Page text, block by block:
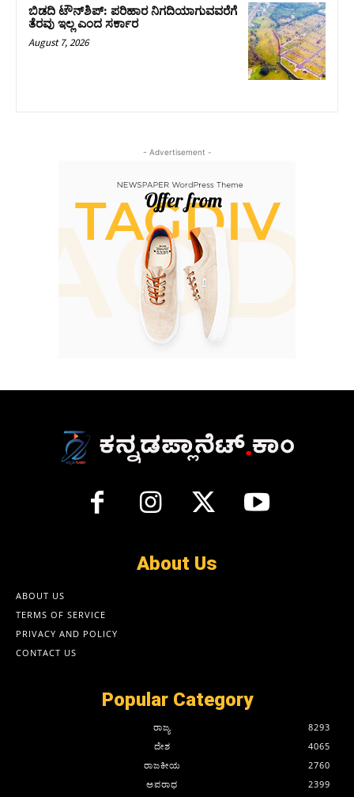
ಬಿಡದಿ ಟೌನ್‌ಶಿಪ್‌: ಪರಿಹಾರ ನಿಗದಿಯಾಗುವವರೆಗೆ
ತೆರವು ಇಲ್ಲ ಎಂದ ಸರ್ಕಾರ
August 7, 2026
- Advertisement -
About Us
ABOUT US
TERMS OF SERVICE
PRIVACY AND POLICY
CONTACT US
Popular Category
ರಾಜ್ಯ
8293
ದೇಶ
4065
ರಾಜಕೀಯ
2760
ಅಪರಾಧ
2399